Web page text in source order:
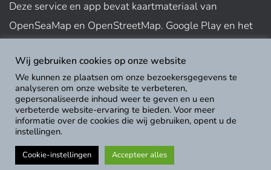
Deze service en app bevat kaartmateriaal van
OpenSeaMap en OpenStreetMap. Google Play en het
App Store-logo is een handelsmerk van Apple Inc.
Gebruiksvoorwaarden weergeven
Wij gebruiken cookies op onze website
We kunnen ze plaatsen om onze bezoekersgegevens te
analyseren om onze website te verbeteren,
gepersonaliseerde inhoud weer te geven en u een
verbeterde website-ervaring te bieden. Voor meer
informatie over de cookies die wij gebruiken, opent u de
instellingen.
Cookie-instellingen Accepteer alles